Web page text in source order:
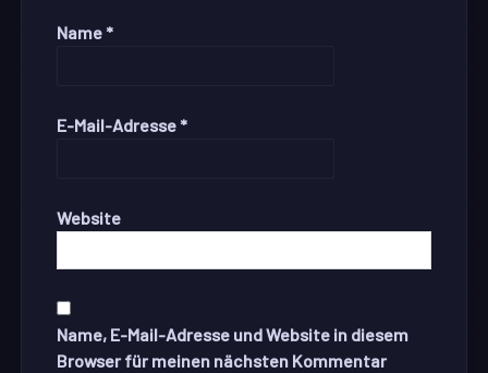
Name *
E-Mail-Adresse *
Website
Name, E-Mail-Adresse und Website in diesem
Browser für meinen nächsten Kommentar